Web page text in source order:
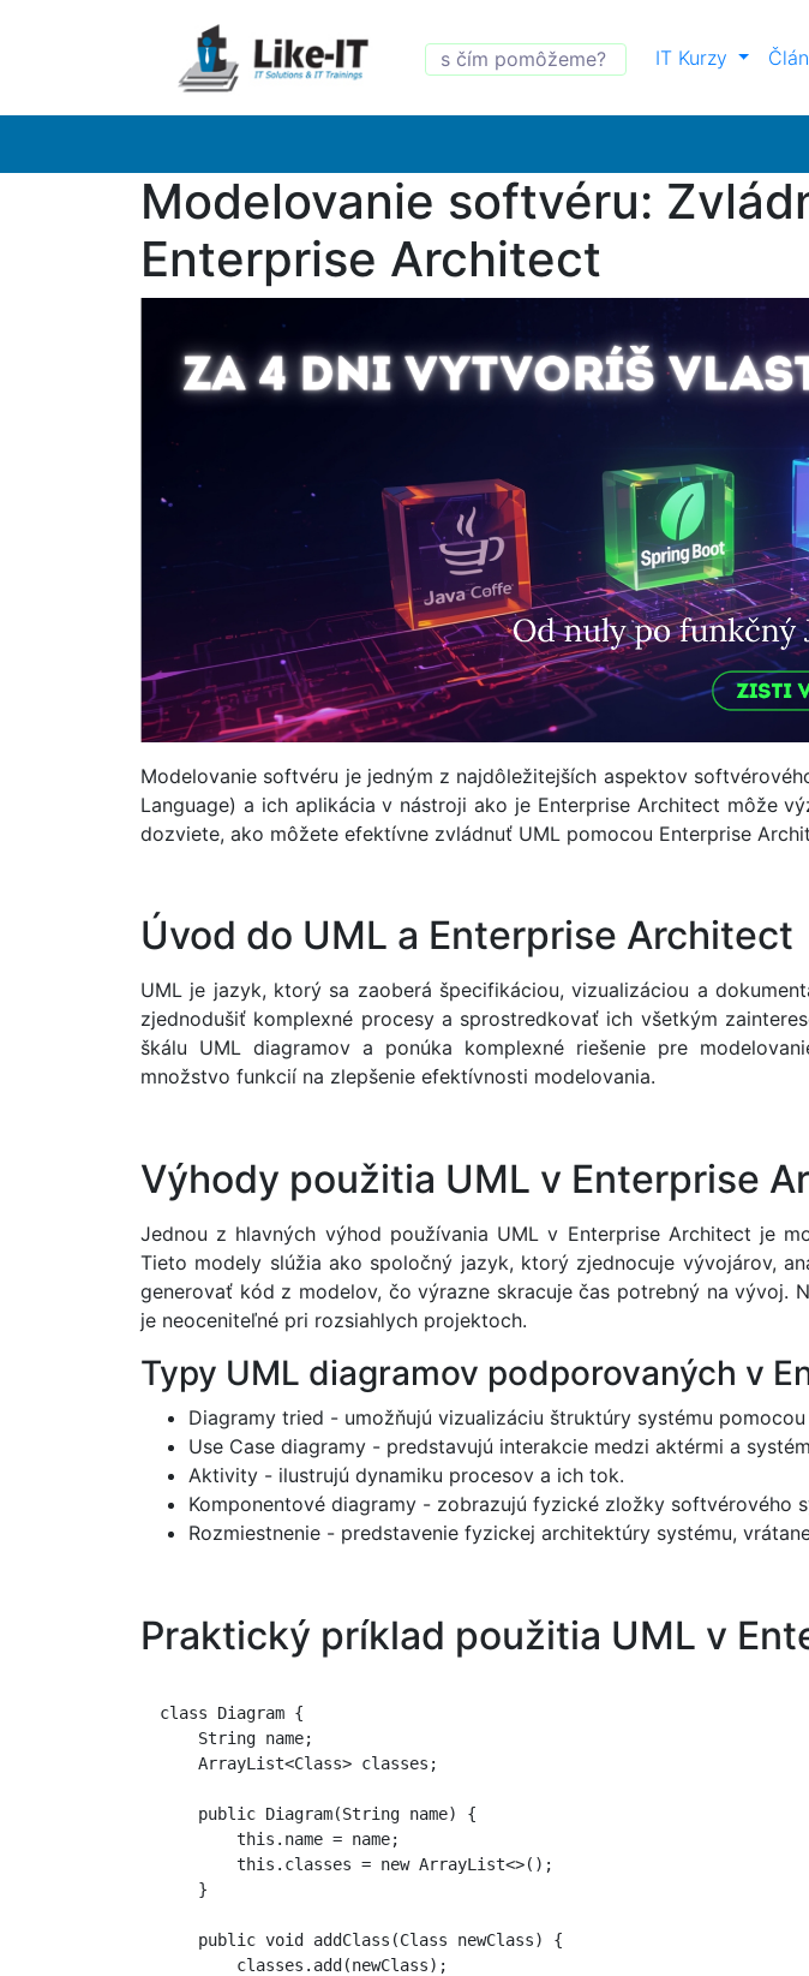
IT Kurzy
Modelovanie softvéru:
Enterprise Architect
Modelovanie softvéru je jedným z najdôležitejších aspektov
Language) a ich aplikácia v nástroji ako je Enterprise Architect môže
dozviete, ako môžete efektívne zvládnuť UML pomocou Enterprise
Úvod do UML a Enterprise Architect
UML je jazyk, ktorý sa zaoberá špecifikáciou, vizualizáciou a
zjednodušiť komplexné procesy a sprostredkovať ich všetkým
škálu UML diagramov a ponúka komplexné riešenie pre
množstvo funkcií na zlepšenie efektívnosti modelovania.
Výhody použitia UML v Enterprise
Jednou z hlavných výhod používania UML v Enterprise Architect je
Tieto modely slúžia ako spoločný jazyk, ktorý zjednocuje vývojárov,
generovať kód z modelov, čo výrazne skracuje čas potrebný na vývoj.
je neoceniteľné pri rozsiahlych projektoch.
Typy UML diagramov podporovaných v
Diagramy tried - umožňujú vizualizáciu štruktúry systému
Use Case diagramy - predstavujú interakcie medzi aktérmi a
Aktivity - ilustrujú dynamiku procesov a ich tok.
Komponentové diagramy - zobrazujú fyzické zložky softvérového
Rozmiestnenie - predstavenie fyzickej architektúry systému,
Praktický príklad použitia UML v
  class Diagram {
      String name;
      ArrayList<Class> classes;
      public Diagram(String name) {
          this.name = name;
          this.classes = new ArrayList<>();
      }
      public void addClass(Class newClass) {
          classes.add(newClass);